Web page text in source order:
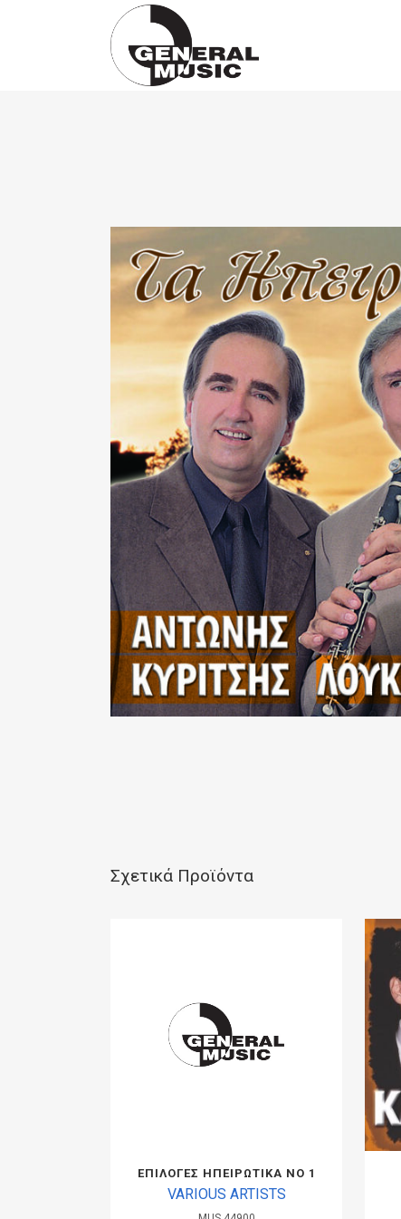
Products
Σχετικά Προϊόντα
ΕΠΙΛΟΓΕΣ ΗΠΕΙΡΩΤΙΚΑ ΝΟ 1
VARIOUS ARTISTS